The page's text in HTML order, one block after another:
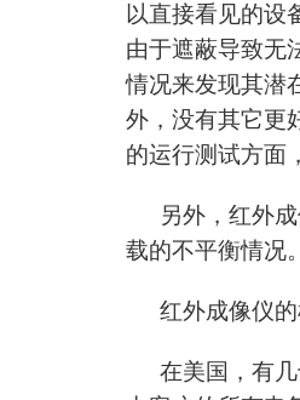
以直接看见的设
由于遮蔽导致无
情况来发现其潜
外，没有其它更
的运行测试方面
另外，红外
载的不平衡情况
红外成像仪
在美国，有